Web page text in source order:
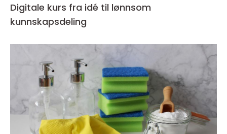
Digitale kurs fra idé til lønnsom
kunnskapsdeling